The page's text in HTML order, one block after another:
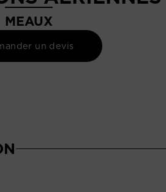
MEAUX
un devis